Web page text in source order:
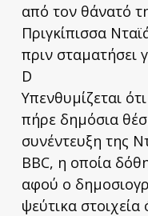
από τον θάνατό
Πριγκίπισσα
πριν σταματήσει
D
Υπενθυμίζεται
πήρε δημόσια
συνέντευξη της
BBC, η οποία
αφού ο
ψεύτικα στοιχεία